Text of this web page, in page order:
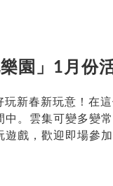
園」1月份
玩新春新玩意！在
中。雲集可變多變
戲，歡迎即場參加